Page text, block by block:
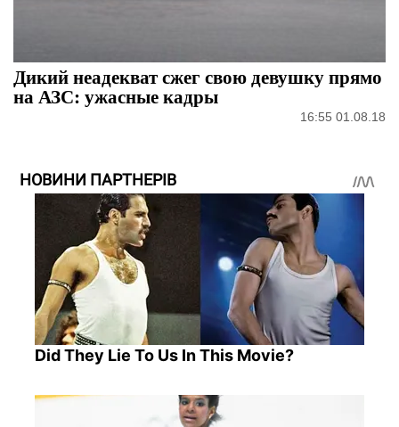
Дикий неадекват сжег свою девушку прямо
на АЗС: ужасные кадры
16:55 01.08.18
НОВИНИ ПАРТНЕРІВ
Did They Lie To Us In This Movie?